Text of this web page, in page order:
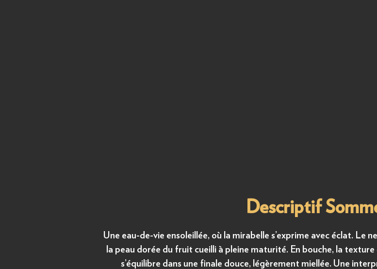
Descriptif
Une eau-de-vie ensoleillée, où la mirabelle s’exprime avec éclat. Le
la peau dorée du fruit cueilli à pleine maturité. En bouche, la
s’équilibre dans une finale douce, légèrement miellée. Une